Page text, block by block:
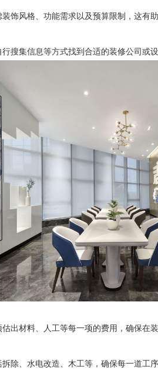
饰风格、功能需求以及预算限制，这有
搜集信息等方式找到合适的装修公司或
出材料、人工等每一项的费用，确保在
除、水电改造、木工等，确保每一道工